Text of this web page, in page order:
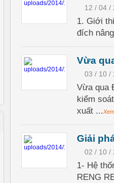
12 / 04
1. Giới
đích
Vừa
03 / 10 /
Vừa qua
kiểm
xuất ...
Giải
02 / 10 /
1- Hệ
RENG